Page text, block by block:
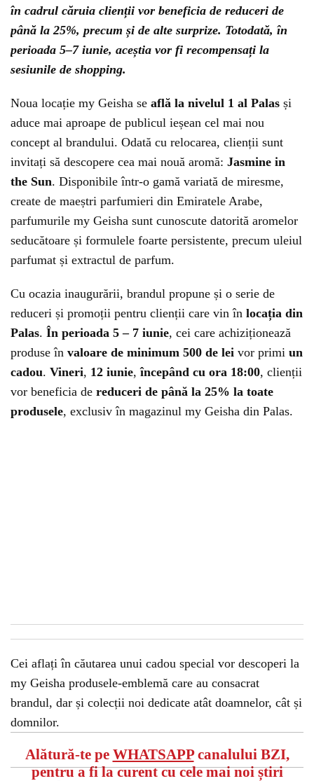
în cadrul căruia clienții vor beneficia de reduceri de
până la 25%, precum și de alte surprize. Totodată, în
perioada 5–7 iunie, aceștia vor fi recompensați la
sesiunile de shopping.
Noua locație my Geisha se află la nivelul 1 al Palas și
aduce mai aproape de publicul ieșean cel mai nou
concept al brandului. Odată cu relocarea, clienții sunt
invitați să descopere cea mai nouă aromă: Jasmine in
the Sun. Disponibile într-o gamă variată de miresme,
create de maeștri parfumieri din Emiratele Arabe,
parfumurile my Geisha sunt cunoscute datorită aromelor
seducătoare și formulele foarte persistente, precum uleiul
parfumat și extractul de parfum.
Cu ocazia inaugurării, brandul propune și o serie de
reduceri și promoții pentru clienții care vin în locația din
Palas. În perioada 5 – 7 iunie, cei care achiziționează
produse în valoare de minimum 500 de lei vor primi un
cadou. Vineri, 12 iunie,începând cu ora 18:00, clienții
vor beneficia de reduceri de până la 25% la toate
produsele, exclusiv în magazinul my Geisha din Palas.
Cei aflați în căutarea unui cadou special vor descoperi la
my Geisha produsele-emblemă care au consacrat
brandul, dar și colecții noi dedicate atât doamnelor, cât și
domnilor.
Alătură-te pe WHATSAPPcanalului BZI,
pentru a fi la curent cu cele mai noi știri